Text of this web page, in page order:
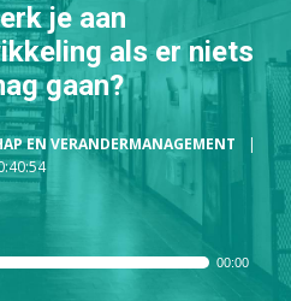
je aan
als er niets
gaan?
EN VERANDERMANAGEMENT
00:00